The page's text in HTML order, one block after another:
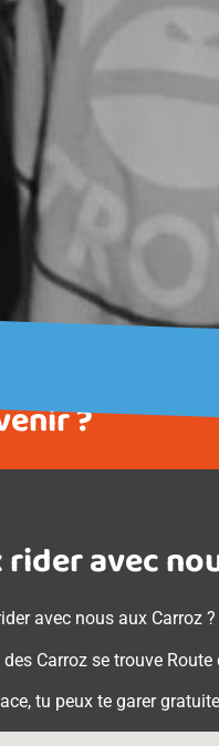
?
rider avec
avec nous aux Carroz
Carroz se trouve
tu peux te garer